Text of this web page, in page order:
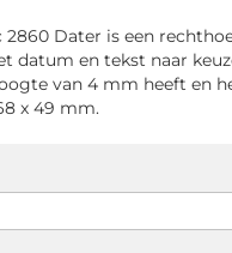
2860 Dater is een
datum en tekst naar
van 4 mm heeft en
x 49 mm.